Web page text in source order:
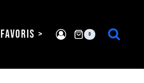
FAVORIS > 0